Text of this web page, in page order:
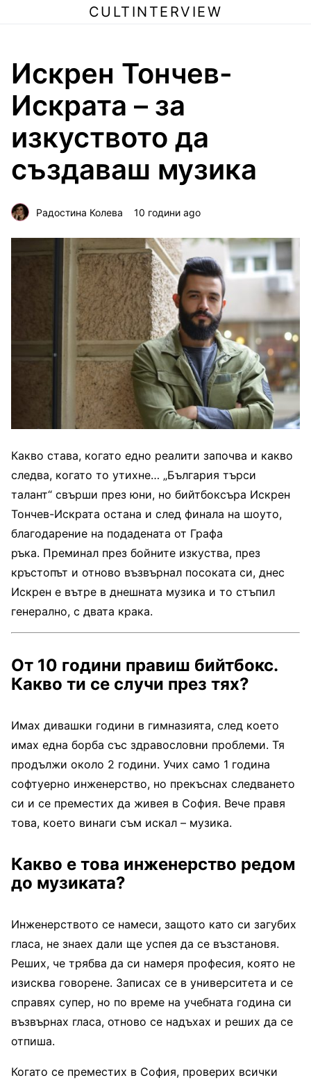
CULTINTERVIEW
Искрен Тончев-
Искрата – за
изкуството да
създаваш музика
Радостина Колева 10 години ago
Какво става, когато едно реалити започва и какво
следва, когато то утихне… „България търси
талант“ свърши през юни, но бийтбоксъра Искрен
Тончев-Искрата остана и след финала на шоуто,
благодарение на подадената от Графа
ръка. Преминал през бойните изкуства, през
кръстопът и отново възвърнал посоката си, днес
Искрен е вътре в днешната музика и то стъпил
генерално, с двата крака.
От 10 години правиш бийтбокс.
Какво ти се случи през тях?
Имах дивашки години в гимназията, след което
имах една борба със здравословни проблеми. Тя
продължи около 2 години. Учих само 1 година
софтуерно инженерство, но прекъснах следването
си и се преместих да живея в София. Вече правя
това, което винаги съм искал – музика.
Какво е това инженерство редом
до музиката?
Инженерството се намеси, защото като си загубих
гласа, не знаех дали ще успея да се възстановя.
Реших, че трябва да си намеря професия, която не
изисква говорене. Записах се в университета и се
справях супер, но по време на учебната година си
възвърнах гласа, отново се надъхах и реших да се
отпиша.
Когато се преместих в София, проверих всички